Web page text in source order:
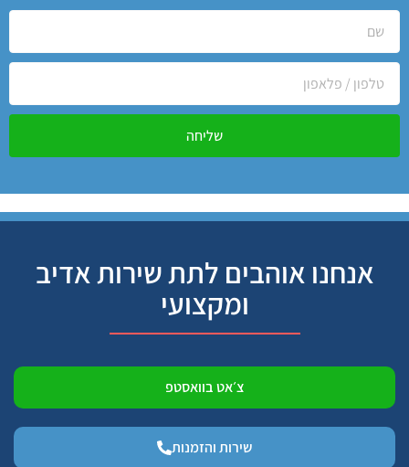
שליחה
אנחנו אוהבים לתת שירות אדיב
ומקצועי
צ׳אט בוואסטפ
שירות והזמנות